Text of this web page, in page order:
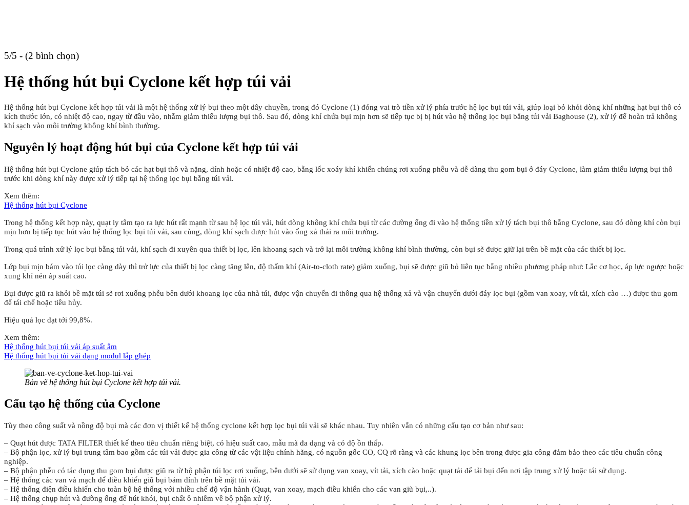
5/5 - (2 bình chọn)
Hệ thống hút bụi Cyclone kết hợp túi vải
Hệ thống hút bụi Cyclone kết hợp túi vải là một hệ thống xử lý bụi theo một dây chuyền, trong đó Cyclone (1) đóng vai trò tiền xử lý phía trước hệ lọc bụi túi vải, giúp loại bỏ khỏi dòng khí những hạt bụi thô có
kích thước lớn, có nhiệt độ cao, ngay từ đầu vào, nhằm giảm thiểu lượng bụi thô. Sau đó, dòng khí chứa bụi mịn hơn sẽ tiếp tục bị bị hút vào hệ thống lọc bụi bằng túi vải Baghouse (2), xử lý để hoàn trả không
khí sạch vào môi trường không khí bình thường.
Nguyên lý hoạt động hút bụi của Cyclone kết hợp túi vải
Hệ thống hút bụi Cyclone giúp tách bỏ các hạt bụi thô và nặng, dính hoặc có nhiệt độ cao, bằng lốc xoáy khí khiến chúng rơi xuống phễu và dễ dàng thu gom bụi ở đáy Cyclone, làm giảm thiểu lượng bụi thô
trước khi dòng khí này được xử lý tiếp tại hệ thống lọc bụi bằng túi vải.
Xem thêm:
Hệ thống hút bụi Cyclone
Trong hệ thống kết hợp này, quạt ly tâm tạo ra lực hút rất mạnh từ sau hệ lọc túi vải, hút dòng không khí chứa bụi từ các đường ống đi vào hệ thống tiền xử lý tách bụi thô bằng Cyclone, sau đó dòng khí còn bụi
mịn hơn bị tiếp tục hút vào hệ thống lọc bụi túi vải, sau cùng, dòng khí sạch được hút vào ống xả thải ra môi trường.
Trong quá trình xử lý lọc bụi bằng túi vải, khí sạch đi xuyên qua thiết bị lọc, lên khoang sạch và trở lại môi trường không khí bình thường, còn bụi sẽ được giữ lại trên bề mặt của các thiết bị lọc.
Lớp bụi mịn bám vào túi lọc càng dày thì trở lực của thiết bị lọc càng tăng lên, độ thấm khí (Air-to-cloth rate) giảm xuống, bụi sẽ được giũ bỏ liên tục bằng nhiều phương pháp như: Lắc cơ học, áp lực ngược hoặc
xung khí nén áp suất cao.
Bụi được giũ ra khỏi bề mặt túi sẽ rơi xuống phễu bên dưới khoang lọc của nhà túi, được vận chuyển đi thông qua hệ thống xả và vận chuyển dưới đáy lọc bụi (gồm van xoay, vít tải, xích cào …) được thu gom
để tái chế hoặc tiêu hủy.
Hiệu quả lọc đạt tới 99,8%.
Xem thêm:
Hệ thống hút bụi túi vải áp suất âm
Hệ thống hút bụi túi vải dạng modul lắp ghép
Bản vẽ hệ thống hút bụi Cyclone kết hợp túi vải.
Cấu tạo hệ thống của Cyclone
Tùy theo công suất và nồng độ bụi mà các đơn vị thiết kế hệ thống cyclone kết hợp lọc bụi túi vải sẽ khác nhau. Tuy nhiên vẫn có những cấu tạo cơ bản như sau:
– Quạt hút được TATA FILTER thiết kế theo tiêu chuẩn riêng biệt, có hiệu suất cao, mẫu mã đa dạng và có độ ồn thấp.
– Bộ phận lọc, xử lý bụi trung tâm bao gồm các túi vải được gia công từ các vật liệu chính hãng, có nguồn gốc CO, CQ rõ ràng và các khung lọc bên trong được gia công đảm bảo theo các tiêu chuẩn công
nghiệp.
– Bộ phận phễu có tác dụng thu gom bụi được giũ ra từ bộ phận túi lọc rơi xuống, bên dưới sẽ sử dụng van xoay, vít tải, xích cào hoặc quạt tải để tải bụi đến nơi tập trung xử lý hoặc tái sử dụng.
– Hệ thống các van và mạch để điều khiển giũ bụi bám dính trên bề mặt túi vải.
– Hệ thống điện điều khiển cho toàn bộ hệ thống với nhiều chế độ vận hành (Quạt, van xoay, mạch điều khiển cho các van giũ bụi,..).
– Hệ thống chụp hút và đường ống để hút khói, bụi chất ô nhiễm về bộ phận xử lý.